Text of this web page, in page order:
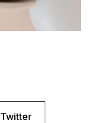
Twitter